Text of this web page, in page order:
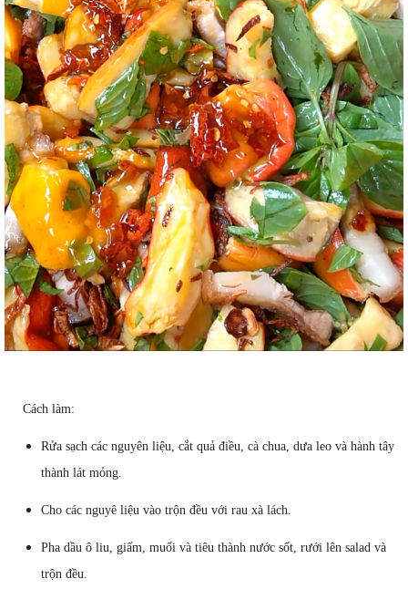
Cách làm:
Rửa sạch các nguyên liệu, cắt quả điều, cà chua, dưa leo và hành tây
thành lát mỏng.
Cho các nguyê liệu vào trộn đều với rau xà lách.
Pha dầu ô liu, giấm, muối và tiêu thành nước sốt, rưới lên salad và
trộn đều.